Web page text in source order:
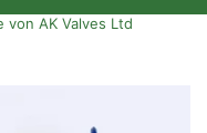
von AK Valves Ltd